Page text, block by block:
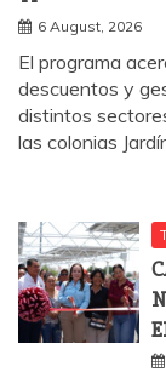
6 August, 2026
El programa
descuentos y
distintos
las colonias